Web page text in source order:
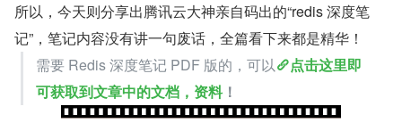
所以，今天则分享出腾讯云大神亲自码出的“redis 深度笔
记”，笔记内容没有讲一句废话，全篇看下来都是精华！
需要 Redis 深度笔记 PDF 版的，可以
点击这里即
可获取到文章中的文档，资料！